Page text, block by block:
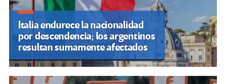
Italia endurece la nacionalidad
por descendencia; los argentinos
resultan sumamente afectados